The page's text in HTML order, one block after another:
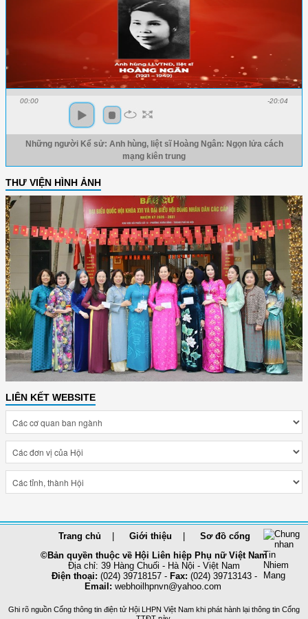
00:00 -20:04
Những người Kể sử: Anh hùng, liệt sĩ Hoàng Ngân: Ngọn lửa cách
mạng kiên trung
THƯ VIỆN HÌNH ẢNH
LIÊN KẾT WEBSITE
Trang chủ Giới thiệu
Sơ đồ cổng
©Bản quyền thuộc về Hội Liên hiệp Phụ nữ Việt Nam
Địa chỉ: 39 Hàng Chuối - Hà Nội - Việt Nam
Điện thoại: (024) 39718157 - Fax: (024) 39713143 -
Email: webhoilhpnvn@yahoo.com
Ghi rõ nguồn Cổng thông tin điện tử Hội LHPN Việt Nam khi phát hành lại thông tin Cổng